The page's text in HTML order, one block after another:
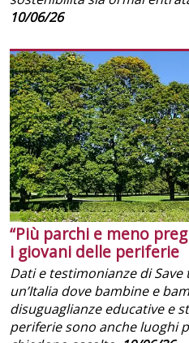
10/06/26
“Più parchi e meno
i giovani delle periferie
Dati e testimonianze di
un’Italia dove bambine e
disuguaglianze educative e
periferie sono anche luoghi